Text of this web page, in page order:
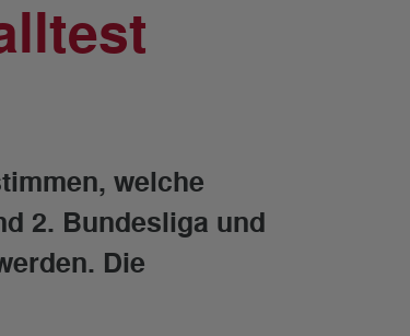
welche
2. Bundesliga und
Die